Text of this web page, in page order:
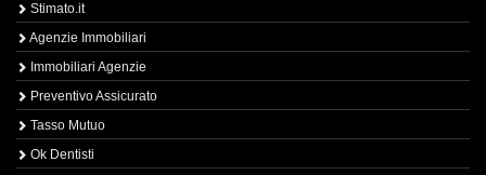
Stimato.it
Agenzie Immobiliari
Immobiliari Agenzie
Preventivo Assicurato
Tasso Mutuo
Ok Dentisti